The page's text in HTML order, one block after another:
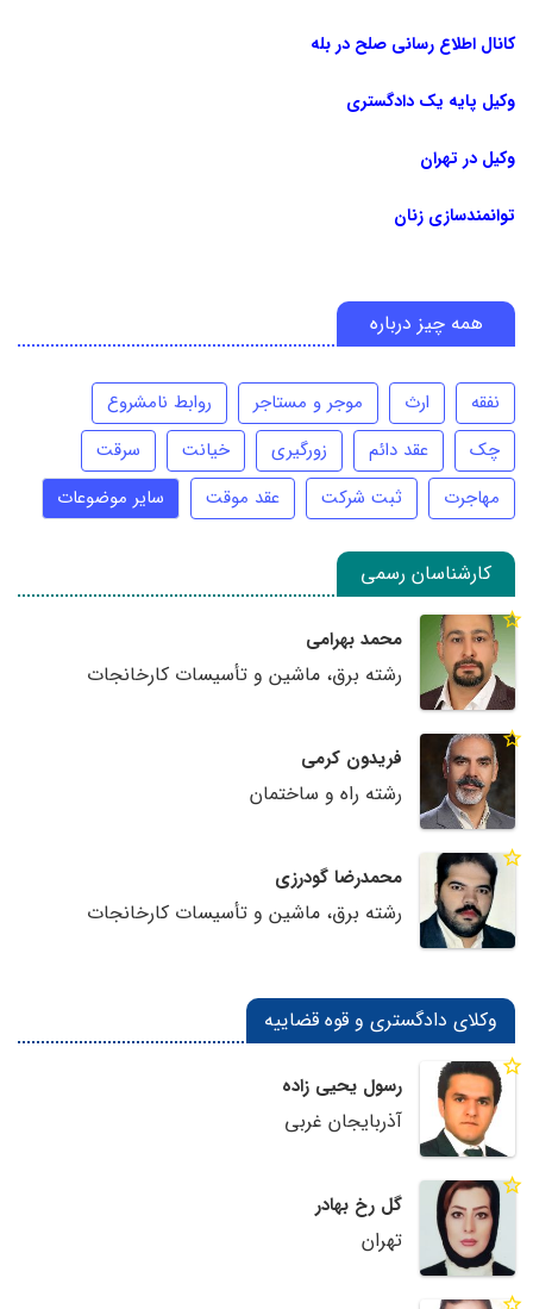
کانال اطلاع رسانی صلح در بله
وکیل پایه یک دادگستری
وکیل در تهران
توانمندسازی زنان
همه چیز درباره
نفقه ارث موجر و مستاجر
روابط نامشروع
چک
عقد دائم زورگیری خیانت
سرقت
مهاجرت
ثبت شرکت عقد موقت سایر موضوعات
کارشناسان رسمی
محمد بهرامی
رشته برق، ماشین و تأسیسات کارخانجات
فریدون کرمی
رشته راه و ساختمان
محمدرضا گودرزی
رشته برق، ماشین و تأسیسات کارخانجات
وکلای دادگستری و قوه قضاییه
رسول یحیی زاده
آذربایجان غربی
گل رخ بهادر
تهران